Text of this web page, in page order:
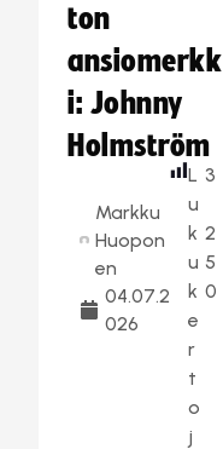
ton
ansiomerkk
i: Johnny
Holmström
Markku
Huopon
en
04.07.2
026
L
u
k
u
k
e
r
t
o
j
3
2
5
0